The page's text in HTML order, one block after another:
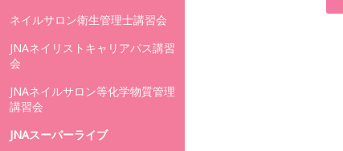
ネイルサロン衛生管理士講習会
JNAネイリストキャリアパス講習
会
JNAネイルサロン等化学物質管理
講習会
JNAスーパーライブ